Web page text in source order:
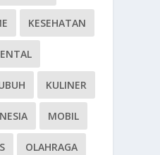
KESEHATAN
KULINER
MOBIL
OLAHRAGA